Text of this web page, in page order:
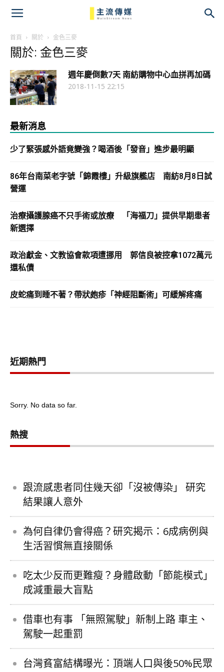
首頁 關於 金色三麥
關於: 金色三麥
週年慶倒數7天 南紡購物中心血拼再加碼
2018-11-15 22:15
最新消息
少了緊張感外語竟變強？喝酒後「發音」進步最明顯
86年台南菜老字號「錦霞樓」升級旗艦店 南紡8月8日試
營運
治療攝護腺癌不只手術或放療 「海福刀」提供早期患者
新選擇
政治獻金、文教協會款項遭挪用 郭信良被控拿1072萬元
還私債
皮蛇痛到睡不著？帶狀皰疹「神經阻斷術」可緩解疼痛
近期熱門
Sorry. No data so far.
熱搜
跟流感患者同住幾天卻「沒被傳染」 研究
結果讓人意外
為何自律仍會得癌？研究揭示：6成病例與
生活習慣無直接關係
吃太少反而更難瘦？身體啟動「節能模式」
成減重最大盲點
借車也有事 「無照駕駛」新制上路 車主、
駕駛一起重罰
台灣貧富結構曝光：頂端人口與後50%民眾